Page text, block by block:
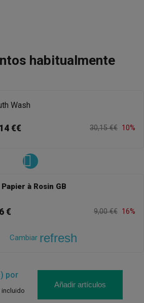
habitualmente
Wash
€€ 30,15 €€ 10%
Papier à Rosin GB
€ 9,00 €€ 16%
Cambiar refresh
por
incluido
Añadir artículos